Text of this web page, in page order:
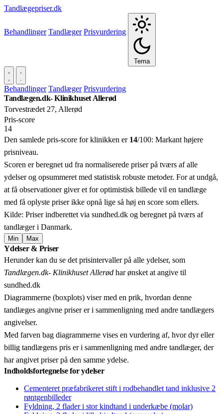
Tandlægepriser.dk
Behandlinger Tandlæger Prisvurdering
Tema
Behandlinger Tandlæger Prisvurdering
Tandlægen.dk- Klinikhuset Allerød
Torvestrædet 27, Allerød
Pris‑score
14
Den samlede pris-score for klinikken er 14/100: Markant højere
prisniveau.
Scoren er beregnet ud fra normaliserede priser på tværs af alle
ydelser og opsummeret med statistisk robuste metoder. For at undgå,
at få observationer giver et for optimistisk billede vil en tandlæge
med få oplyste priser ikke opnå lige så høj en score som ellers.
Kilde: Priser indberettet via sundhed.dk og beregnet på tværs af
tandlæger i Danmark.
Min Max
+
−
Ydelser & Priser
Herunder kan du se det prisintervaller på alle ydelser, som
Tandlægen.dk- Klinikhuset Allerød har ønsket at angive til
sundhed.dk
Diagrammerne (boxplots) viser med en prik, hvordan denne
tandlæges angivne priser er i sammenligning med andre tandlægers
angivelser.
Med farven bag diagrammerne vises en vurdering af, hvor dyr eller
billig tandlægens pris er i sammenligning med andre tandlæger, der
har angivet priser på den samme ydelse.
Indholdsfortegnelse for ydelser
Cementeret præfabrikeret stift i rodbehandlet tand inklusive 2
røntgenbilleder
Fyldning, 2 flader i stor kindtand i underkæbe (molar)